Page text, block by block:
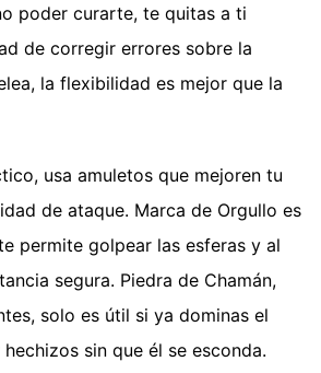
poder curarte, te quitas a ti
de corregir errores sobre la
la flexibilidad es mejor que la
usa amuletos que mejoren tu
de ataque. Marca de Orgullo es
permite golpear las esferas y al
segura. Piedra de Chamán,
solo es útil si ya dominas el
sin que él se esconda.